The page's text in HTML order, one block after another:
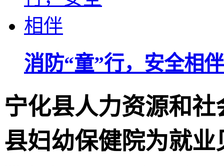
消防“童”行，安全相伴
宁化县人力资源和
县妇幼保健院为就